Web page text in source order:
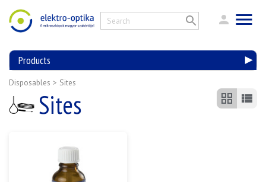
Products
Disposables > Sites
Sites